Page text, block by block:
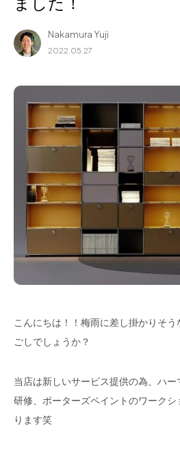
About us
for Business
フラッグシップストア
Nakamura Yuji
2022.05.27
こんにちは！！梅雨に差し掛かりそ
ごしでしょうか？
当店は新しいサービス提供の為、ハ
研修、ポーターズペイントのワーク
ります笑